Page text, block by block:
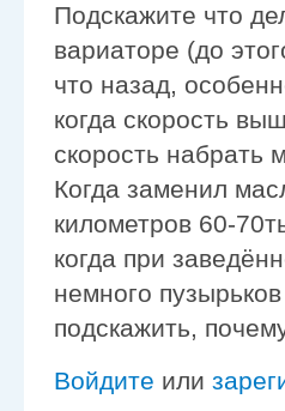
Подскажите что
вариаторе (до
что назад,
когда скорость
скорость набрать
Когда заменил
километров 60-
когда при
немного
подскажить,
Войдите или